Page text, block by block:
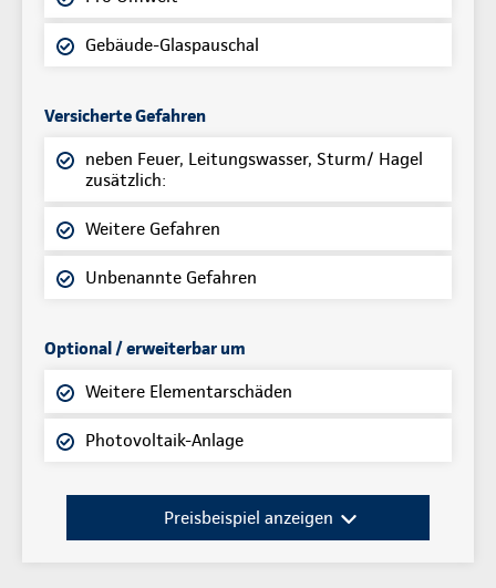
Gebäude-Glaspauschal
Versicherte Gefahren
neben Feuer, Leitungswasser, Sturm/ Hagel
zusätzlich:
Weitere Gefahren
Unbenannte Gefahren
Optional / erweiterbar um
Weitere Elementarschäden
Photovoltaik-Anlage
Preisbeispiel anzeigen